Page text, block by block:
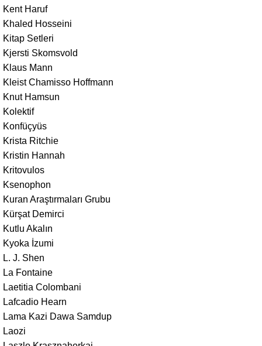
Kent Haruf
Khaled Hosseini
Kitap Setleri
Kjersti Skomsvold
Klaus Mann
Kleist Chamisso Hoffmann
Knut Hamsun
Kolektif
Konfüçyüs
Krista Ritchie
Kristin Hannah
Kritovulos
Ksenophon
Kuran Araştırmaları Grubu
Kürşat Demirci
Kutlu Akalın
Kyoka İzumi
L. J. Shen
La Fontaine
Laetitia Colombani
Lafcadio Hearn
Lama Kazi Dawa Samdup
Laozi